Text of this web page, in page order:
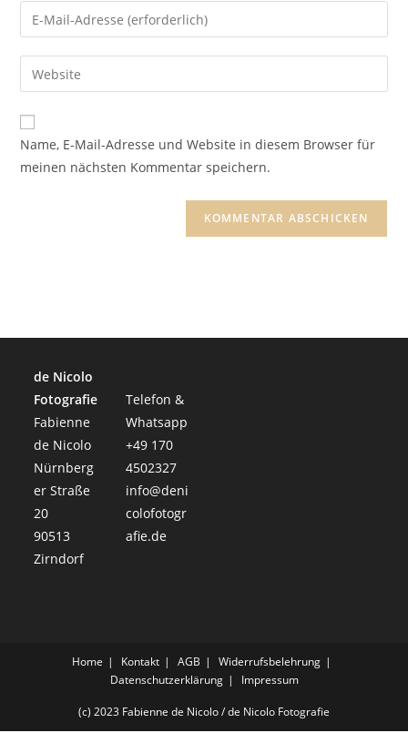
oder
zum
Kommentieren
ein
Gib
deine
E-
Mail-
zum
Kommentieren
ein
Gib
deine
Website-
URL
Name, E-Mail-Adresse und Website in diesem Browser für
meinen nächsten Kommentar speichern.
de Nicolo
Fotografie
Fabienne
de Nicolo
Nürnberg
er Straße
20
90513
Zirndorf
Telefon &
Whatsapp
+49 170
4502327
info@deni
colofotogr
afie.de
Home Kontakt AGB
Widerrufsbelehrung
Datenschutzerklärung
Impressum
(c) 2023 Fabienne de Nicolo / de Nicolo Fotografie